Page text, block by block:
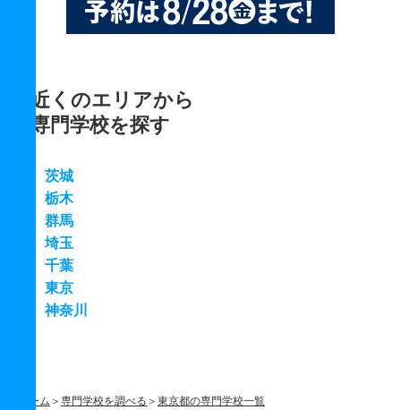
近くのエリアから
専門学校を探す
茨城
栃木
群馬
埼玉
千葉
東京
神奈川
ホーム 専門学校を調べる
東京都の専門学校一覧